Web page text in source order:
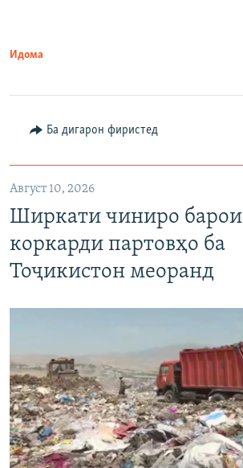
Идома
Ба дигарон фиристед
Август 10, 2026
Ширкати чиниро барои
коркарди партовҳо ба
Тоҷикистон меоранд